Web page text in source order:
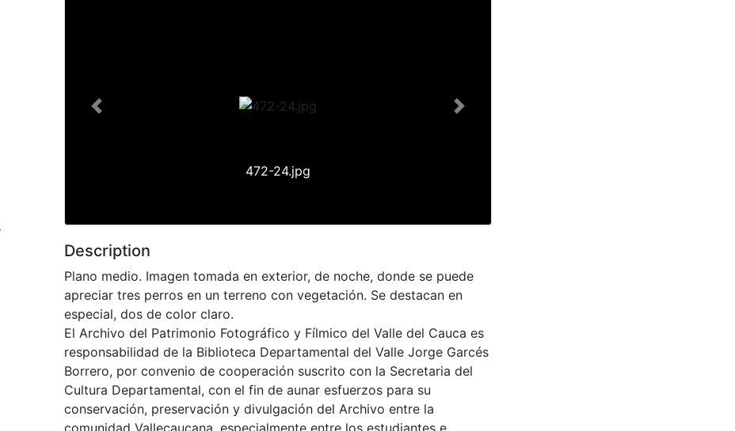
472-24.jpg
Previous Next
Description
Plano medio. Imagen tomada en exterior, de noche, donde se puede
apreciar tres perros en un terreno con vegetación. Se destacan en
especial, dos de color claro.
El Archivo del Patrimonio Fotográfico y Fílmico del Valle del Cauca es
responsabilidad de la Biblioteca Departamental del Valle Jorge Garcés
Borrero, por convenio de cooperación suscrito con la Secretaria del
Cultura Departamental, con el fin de aunar esfuerzos para su
conservación, preservación y divulgación del Archivo entre la
comunidad Vallecaucana, especialmente entre los estudiantes e